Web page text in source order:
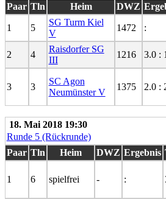
Paar Tln Heim DWZ
1 5
SG Turm Kiel
V
1472 :
2 4
Raisdorfer SG
III
1216 3.0 :
3 3
SC Agon
Neumünster V
1375 2.0 :
18. Mai 2018 19:30
Runde 5 (Rückrunde)
Paar Tln Heim DWZ Ergebnis
1 6 spielfrei - :